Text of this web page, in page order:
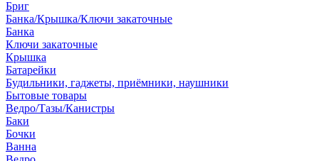
Бриг
Банка/Крышка/Ключи закаточные
Банка
Ключи закаточные
Крышка
Батарейки
Будильники, гаджеты, приёмники, наушники
Бытовые товары
Ведро/Тазы/Канистры
Баки
Бочки
Ванна